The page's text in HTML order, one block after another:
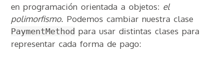
en programación orientada a objetos: el
polimorfismo. Podemos cambiar nuestra clase
PaymentMethod para usar distintas clases para
representar cada forma de pago: